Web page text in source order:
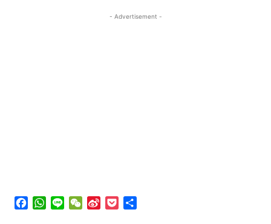
- Advertisement -
Facebook
WhatsApp
Line WeChat
Sina
Pocket